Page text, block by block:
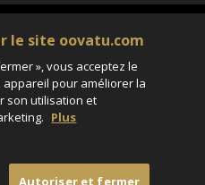
Georges Picquart 75017 Paris - S.A.S
B 423 671 973 - Code APE 7911Z
financière Groupama - Agrément IATA
HISCOX RCP0081066
des cookies
le site oovatu.com
», vous acceptez le
pour améliorer la
son utilisation et
Plus
Autoriser et fermer